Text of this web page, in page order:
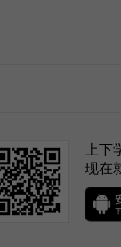
2
上下
现在